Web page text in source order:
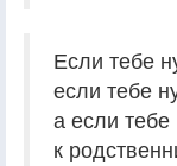
Если тебе
если тебе
а если
к